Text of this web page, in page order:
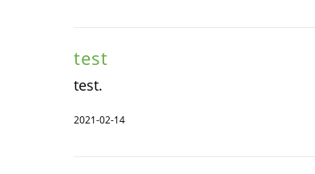
test
test.
2021-02-14